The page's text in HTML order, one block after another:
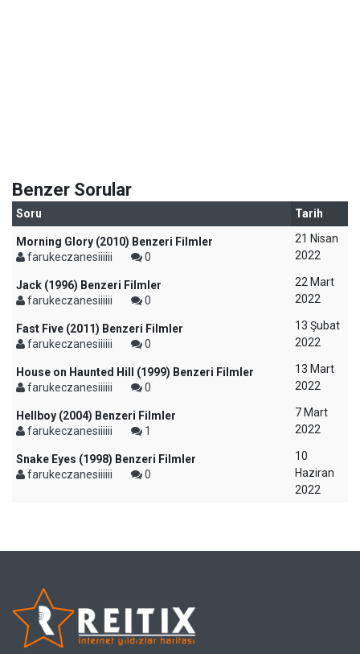
Benzer Sorular
Soru Tarih
Morning Glory (2010) Benzeri Filmler
farukeczanesiiiiii
0
21 Nisan
2022
Jack (1996) Benzeri Filmler
farukeczanesiiiiii
0
22 Mart
2022
Fast Five (2011) Benzeri Filmler
farukeczanesiiiiii
0
13 Şubat
2022
House on Haunted Hill (1999) Benzeri Filmler
farukeczanesiiiiii
0
13 Mart
2022
Hellboy (2004) Benzeri Filmler
farukeczanesiiiiii
1
7 Mart
2022
Snake Eyes (1998) Benzeri Filmler
farukeczanesiiiiii
0
10
Haziran
2022